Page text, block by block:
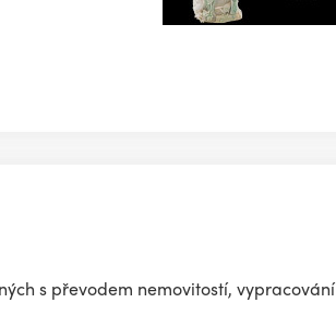
s převodem nemovitostí, vypracování